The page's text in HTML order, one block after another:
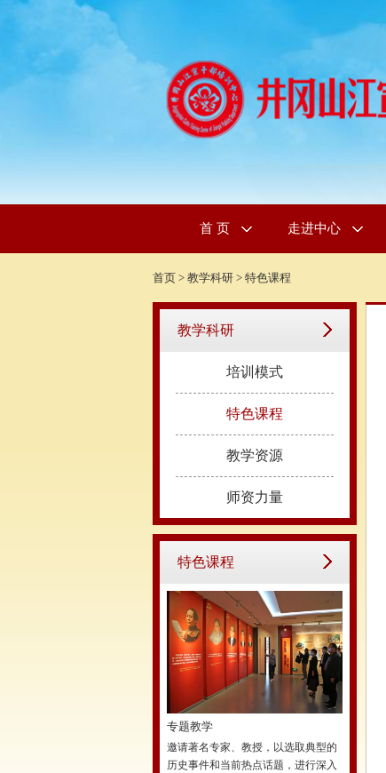
首 页 走进中心
首页 > 教学科研 > 特色课程
教学科研
培训模式
特色课程
教学资源
师资力量
特色课程
专题教学
邀请著名专家、教授，以选取典型的
历史事件和当前热点话题，进行深入